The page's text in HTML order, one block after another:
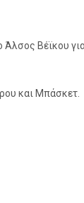
Βέϊκου
και Μπάσκετ.